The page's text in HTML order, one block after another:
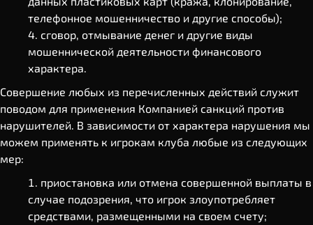
телефонное мошенничество и другие способы);
сговор, отмывание денег и другие виды
мошеннической деятельности финансового
характера.
Совершение любых из перечисленных действий служит
поводом для применения Компанией санкций против
нарушителей. В зависимости от характера нарушения мы
можем применять к игрокам клуба любые из следующих
мер:
приостановка или отмена совершенной выплаты в
случае подозрения, что игрок злоупотребляет
средствами, размещенными на своем счету;